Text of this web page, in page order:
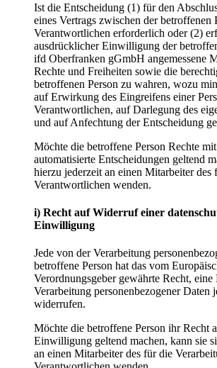
Ist die Entscheidung (1) für den
eines Vertrags zwischen der betroffenen
Verantwortlichen erforderlich oder (2)
ausdrücklicher Einwilligung der
ifd Oberfranken gGmbH angemessene
Rechte und Freiheiten sowie die
betroffenen Person zu wahren, wozu
auf Erwirkung des Eingreifens einer
Verantwortlichen, auf Darlegung des
und auf Anfechtung der Entscheidung
Möchte die betroffene Person Rechte
automatisierte Entscheidungen geltend
hierzu jederzeit an einen Mitarbeiter des
Verantwortlichen wenden.
i) Recht auf Widerruf einer
Einwilligung
Jede von der Verarbeitung
betroffene Person hat das vom
Verordnungsgeber gewährte Recht,
Verarbeitung personenbezogener Daten
widerrufen.
Möchte die betroffene Person ihr Recht
Einwilligung geltend machen, kann sie
an einen Mitarbeiter des für die